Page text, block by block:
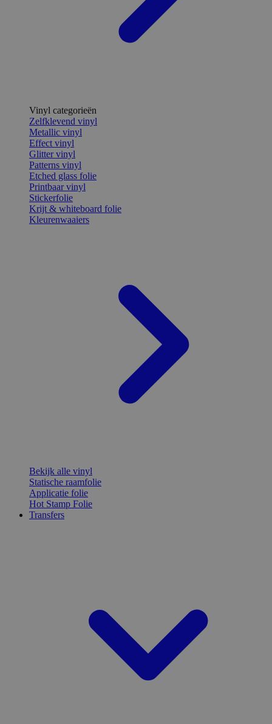
Vinyl categorieën
Zelfklevend vinyl
Metallic vinyl
Effect vinyl
Glitter vinyl
Patterns vinyl
Etched glass folie
Printbaar vinyl
Stickerfolie
Krijt & whiteboard folie
Kleurenwaaiers
Bekijk alle vinyl
Statische raamfolie
Applicatie folie
Hot Stamp Folie
Transfers